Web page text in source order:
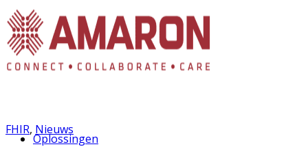
Oplossingen
FHIR, Nieuws